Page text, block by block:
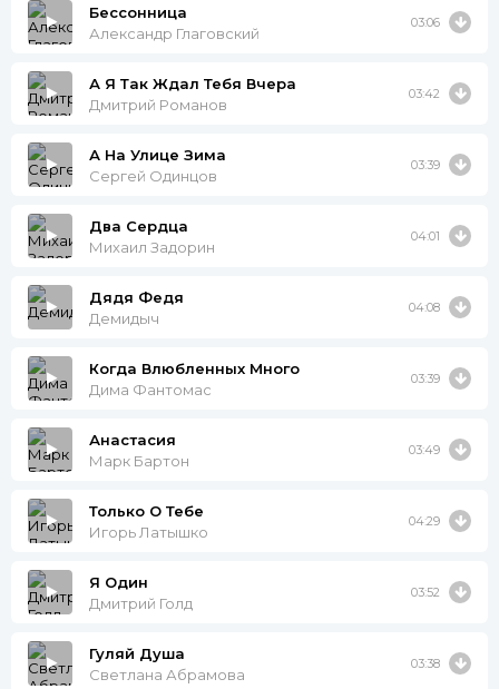
Бессонница
Александр Глаговский
03:06
А Я Так Ждал Тебя Вчера
Дмитрий Романов
03:42
А На Улице Зима
Сергей Одинцов
03:39
Два Сердца
Михаил Задорин
04:01
Дядя Федя
Демидыч
04:08
Когда Влюбленных Много
Дима Фантомас
03:39
Анастасия
Марк Бартон
03:49
Только О Тебе
Игорь Латышко
04:29
Я Один
Дмитрий Голд
03:52
Гуляй Душа
Светлана Абрамова
03:38